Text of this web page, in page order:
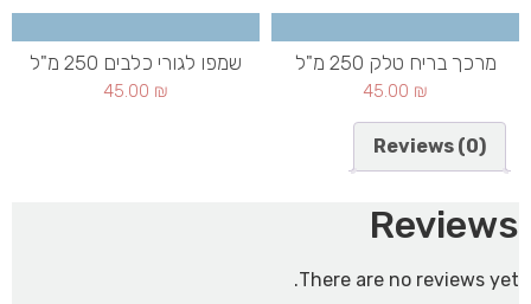
מרכך בריח טלק 250 מ"ל
45.00 ₪
שמפו לגורי כלבים 250 מ"ל
45.00 ₪
Reviews (0)
Reviews
There are no reviews yet.